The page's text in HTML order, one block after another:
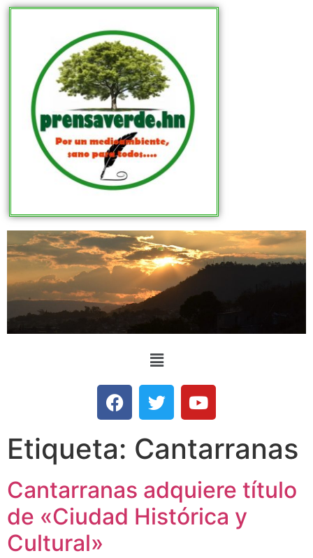
Etiqueta: Cantarranas
Cantarranas adquiere título
de «Ciudad Histórica y
Cultural»